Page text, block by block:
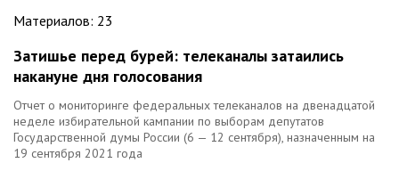
Материалов: 23
Затишье перед бурей: телеканалы затаились
накануне дня голосования
Отчет о мониторинге федеральных телеканалов на двенадцатой
неделе избирательной кампании по выборам депутатов
Государственной думы России (6 — 12 сентября), назначенным на
19 сентября 2021 года